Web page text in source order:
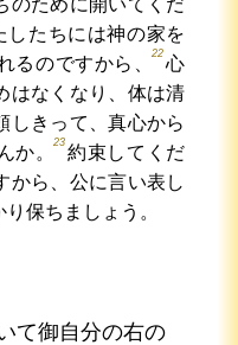
のために開いてくだ
したちには神の家を
るのですから、
22
心
はなくなり、体は清
しきって、真心から
か。
23
約束してくだ
から、公に言い表し
保ちましょう。
て御自分の右の